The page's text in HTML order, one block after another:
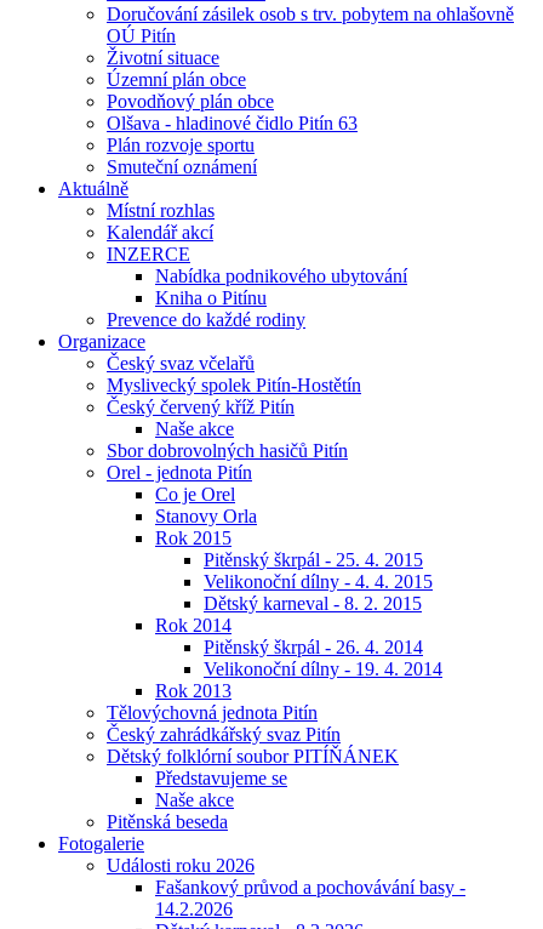
Doručování zásilek osob s trv. pobytem na ohlašovně
OÚ Pitín
Životní situace
Územní plán obce
Povodňový plán obce
Olšava - hladinové čidlo Pitín 63
Plán rozvoje sportu
Smuteční oznámení
Aktuálně
Místní rozhlas
Kalendář akcí
INZERCE
Nabídka podnikového ubytování
Kniha o Pitínu
Prevence do každé rodiny
Organizace
Český svaz včelařů
Myslivecký spolek Pitín-Hostětín
Český červený kříž Pitín
Naše akce
Sbor dobrovolných hasičů Pitín
Orel - jednota Pitín
Co je Orel
Stanovy Orla
Rok 2015
Pitěnský škrpál - 25. 4. 2015
Velikonoční dílny - 4. 4. 2015
Dětský karneval - 8. 2. 2015
Rok 2014
Pitěnský škrpál - 26. 4. 2014
Velikonoční dílny - 19. 4. 2014
Rok 2013
Tělovýchovná jednota Pitín
Český zahrádkářský svaz Pitín
Dětský folklórní soubor PITÍŇÁNEK
Představujeme se
Naše akce
Pitěnská beseda
Fotogalerie
Události roku 2026
Fašankový průvod a pochovávání basy -
14.2.2026